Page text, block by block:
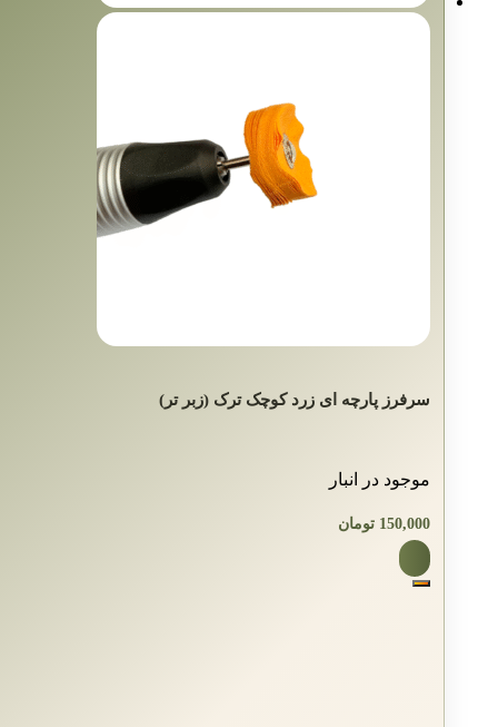
سرفرز پارچه ای زرد کوچک ترک (زبر تر)
موجود در انبار
150,000 تومان